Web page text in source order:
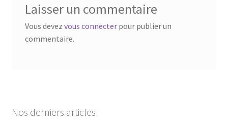
Laisser un commentaire
Vous devez vous connecterpour publier un
commentaire.
Nos derniers articles